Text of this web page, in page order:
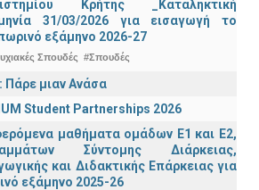
Κρήτης _Καταληκτική
31/03/2026 για εισαγωγή το
εξάμηνο 2026-27
Σπουδές #Σπουδές
Πάρε μιαν Ανάσα
Student Partnerships 2026
μαθήματα ομάδων Ε1 και Ε2,
Σύντομης Διάρκειας,
και Διδακτικής Επάρκειας για
εξάμηνο 2025-26